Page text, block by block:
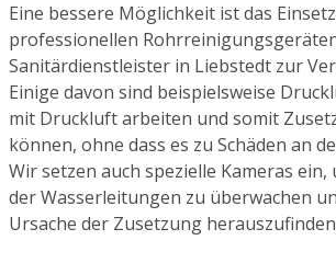
Eine bessere Möglichkeit ist das
professionellen
Sanitärdienstleister in Liebstedt zur
Einige davon sind beispielsweise
mit Druckluft arbeiten und somit
können, ohne dass es zu Schäden an
Wir setzen auch spezielle Kameras ein,
der Wasserleitungen zu überwachen
Ursache der Zusetzung